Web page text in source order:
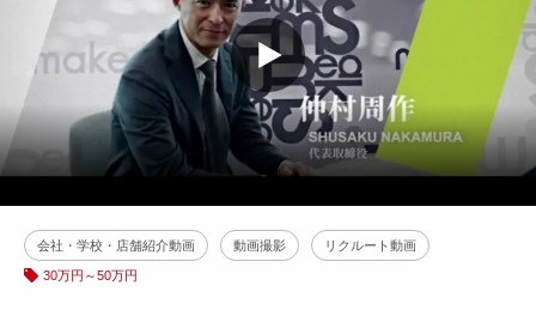
会社・学校・店舗紹介動画 動画撮影 リクルート動画
30万円～50万円